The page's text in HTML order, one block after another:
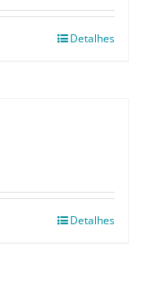
Detalhes
Detalhes